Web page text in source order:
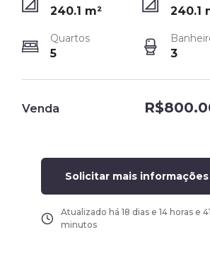
240.1 m² 240.1
Quartos
5 3
Venda
Solicitar mais informações
Atualizado há 18 dias e 14 horas e 41
minutos